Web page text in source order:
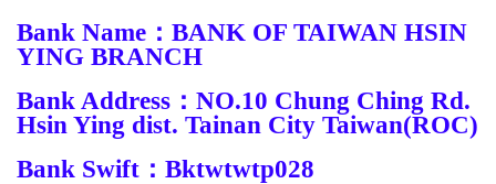
Bank Name：BANK OF TAIWAN HSIN
YING BRANCH
Bank Address：NO.10 Chung Ching Rd.
Hsin Ying dist. Tainan City Taiwan(ROC)
Bank Swift：Bktwtwtp028